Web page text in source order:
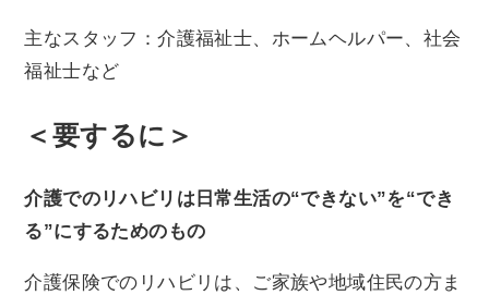
主なスタッフ：介護福祉士、ホームヘルパー、社会
福祉士など
＜要するに＞
介護でのリハビリは日常生活の“できない”を“でき
る”にするためのもの
介護保険でのリハビリは、ご家族や地域住民の方ま